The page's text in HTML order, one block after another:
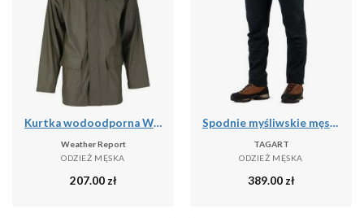
Kurtka wodoodporna Weather Report Torsten
Weather Report
ODZIEŻ MĘSKA
207.00zł
Spodnie myśliwskie męskie Tagart Enduro 2 Ripstop wygodne bojówki
TAGART
ODZIEŻ MĘSKA
389.00zł